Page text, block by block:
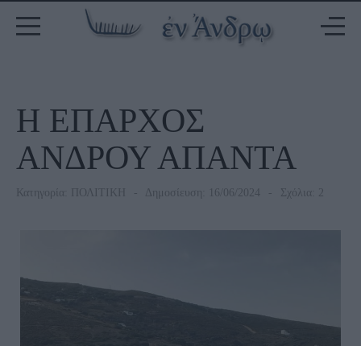
Η ΕΠΑΡΧΟΣ
ΑΝΔΡΟΥ ΑΠΑΝΤΑ
Κατηγορία: ΠΟΛΙΤΙΚΗ Δημοσίευση: 16/06/2024 Σχόλια: 2